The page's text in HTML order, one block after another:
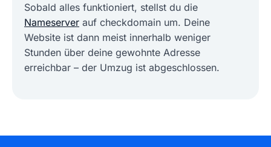
Sobald alles funktioniert, stellst du die
Nameserver auf checkdomain um. Deine
Website ist dann meist innerhalb weniger
Stunden über deine gewohnte Adresse
erreichbar – der Umzug ist abgeschlossen.